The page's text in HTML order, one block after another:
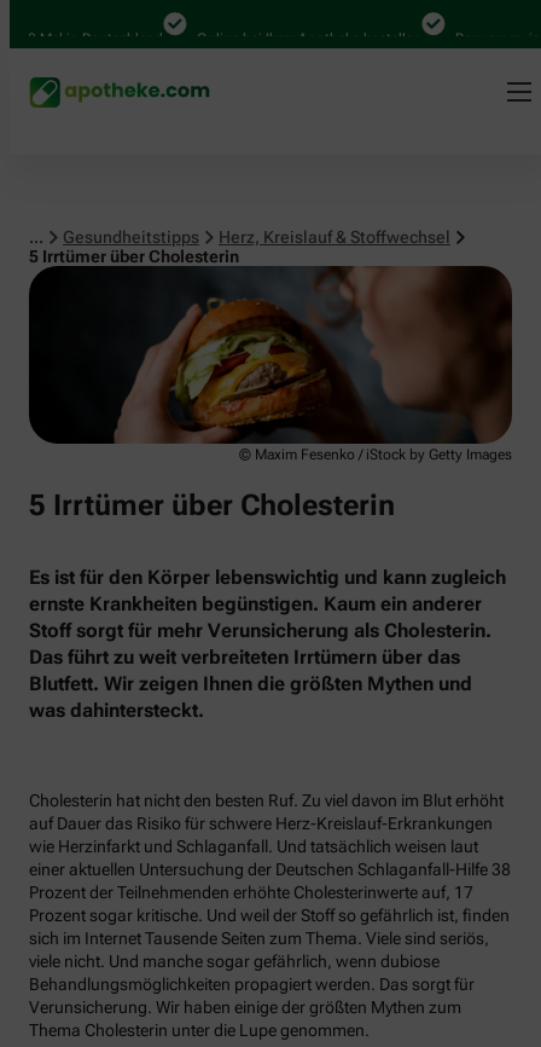
in Deutschland Online bei Ihrer Apotheke bestellen Bequem
... Gesundheitstipps
Herz, Kreislauf & Stoffwechsel
5 Irrtümer über Cholesterin
Herz, Kreislauf & Stoffwechsel
© Maxim Fesenko / iStock by Getty Images
5 Irrtümer über Cholesterin
Es ist für den Körper lebenswichtig und kann zugleich
ernste Krankheiten begünstigen. Kaum ein anderer
Stoff sorgt für mehr Verunsicherung als Cholesterin.
Das führt zu weit verbreiteten Irrtümern über das
Blutfett. Wir zeigen Ihnen die größten Mythen und
was dahintersteckt.
Cholesterin hat nicht den besten Ruf. Zu viel davon im Blut erhöht
auf Dauer das Risiko für schwere Herz-Kreislauf-Erkrankungen
wie Herzinfarkt und Schlaganfall. Und tatsächlich weisen laut
einer aktuellen Untersuchung der Deutschen Schlaganfall-Hilfe 38
Prozent der Teilnehmenden erhöhte Cholesterinwerte auf, 17
Prozent sogar kritische. Und weil der Stoff so gefährlich ist, finden
sich im Internet Tausende Seiten zum Thema. Viele sind seriös,
viele nicht. Und manche sogar gefährlich, wenn dubiose
Behandlungsmöglichkeiten propagiert werden. Das sorgt für
Verunsicherung. Wir haben einige der größten Mythen zum
Thema Cholesterin unter die Lupe genommen.